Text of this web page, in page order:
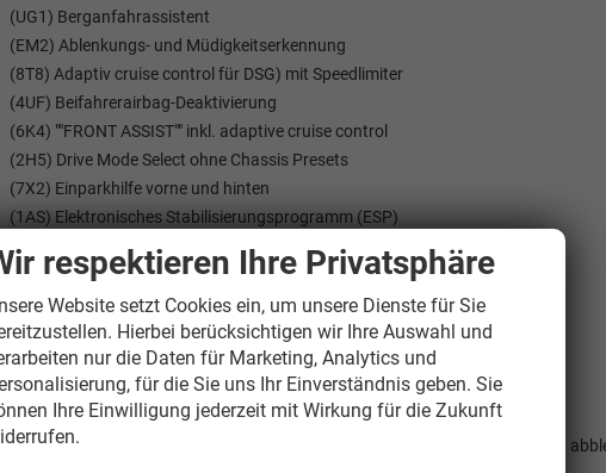
(UG1) Berganfahrassistent
(EM2) Ablenkungs- und Müdigkeitserkennung
(8T8) Adaptiv cruise control für DSG) mit Speedlimiter
(4UF) Beifahrerairbag-Deaktivierung
(6K4) ""FRONT ASSIST"" inkl. adaptive cruise control
(2H5) Drive Mode Select ohne Chassis Presets
(7X2) Einparkhilfe vorne und hinten
(1AS) Elektronisches Stabilisierungsprogramm (ESP)
(1N1) Servolenkung
(7L6) Start-Stop Automatik
(4L6) Innenspiegel automatisch abblendbar
(NZ2) Notrufsystem eCall+
(4X3) Kopf- und Seitenairbags vorne
UND KOMFORT:
(6XK) Außenspiegel elektr. einstell-/heizbar und heranklappbar automatisch
respektieren Ihre Privatsphäre
Website setzt Cookies ein, um unsere Dienste für Sie
Hierbei berücksichtigen wir Ihre Auswahl und
nur die Daten für Marketing, Analytics und
für die Sie uns Ihr Einverständnis geben. Sie
Ihre Einwilligung jederzeit mit Wirkung für die Zukunft